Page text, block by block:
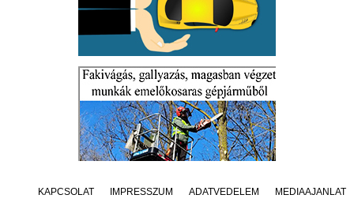
KAPCSOLAT IMPRESSZUM ADATVÉDELEM MÉDIAAJÁNLAT